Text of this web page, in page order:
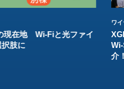
現在地 Wi-Fiと光ファイ
肢に
ワ
介